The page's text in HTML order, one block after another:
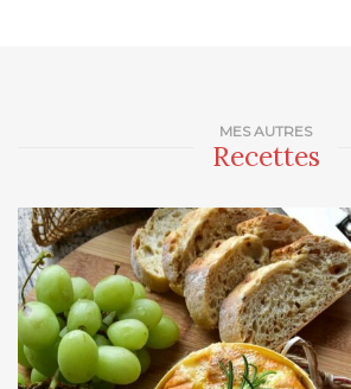
MES AUTRES
Recettes